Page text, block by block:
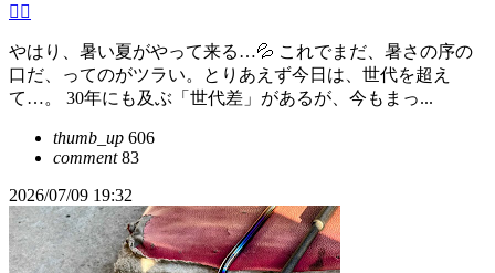
🙇‍♂️
やはり、暑い夏がやって来る…💦 これでまだ、暑さの序の
口だ、ってのがツラい。とりあえず今日は、世代を超え
て…。 30年にも及ぶ「世代差」があるが、今もまっ...
thumb_up 606
comment83
2026/07/09 19:32